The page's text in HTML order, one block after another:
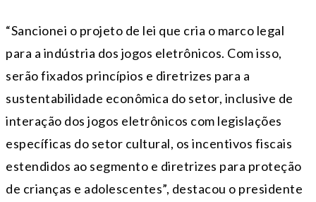
“Sancionei o projeto de lei que cria o marco legal
para a indústria dos jogos eletrônicos. Com isso,
serão fixados princípios e diretrizes para a
sustentabilidade econômica do setor, inclusive de
interação dos jogos eletrônicos com legislações
específicas do setor cultural, os incentivos fiscais
estendidos ao segmento e diretrizes para proteção
de crianças e adolescentes”, destacou o presidente